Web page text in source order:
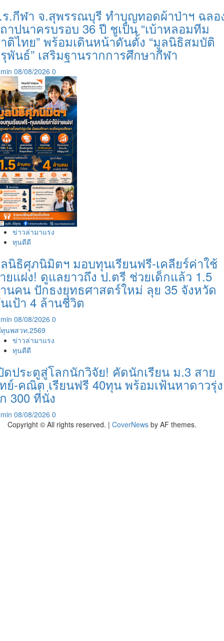
ร.กีฬา จ.สุพรรณบุรี ทำบุญทอดผ้าป่าฯ ฉลอ
าปนาครบรอบ 36 ปี ชูเป็น “เบ้าหลอมทีม
ติไทย” พร้อมเดินหน้าดันตั้ง “มูลนิธิสมบัติ
พันธ์” เสริมฐานรากการศึกษากีฬา
08/08/2026 0
ข่าวล่ามาแรง
ทุนดีดี
นิธิศุภนิมิตฯ มอบทุนเรียนฟรี-เคลียร์ค่าใช้
ยแฝง! ดูแลยาวถึง ป.ตรี ช่วยเด็กแล้ว 1.5
นคน ปักธงยุทธศาสตร์ใหม่ ลุย 35 จังหวัด
เป้า 4 ล้านชีวิต
08/08/2026 0
ข่าวล่ามาแรง
ทุนดีดี
ดประตูสู่โลกนักวิจัย! คัดนักเรียน ม.3 สาย
ย์-คณิต เรียนฟรี 40ทุน พร้อมเฟ้นหาดาวรุ่ง
300 ที่นั่ง
08/08/2026 0
Copyright © All rights reserved. | CoverNews by AF themes.